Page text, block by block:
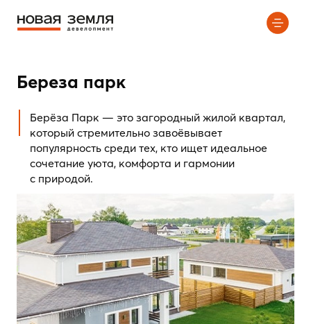
Береза парк
Берёза Парк — это загородный жилой квартал,
который стремительно завоёвывает
популярность среди тех, кто ищет идеальное
сочетание уюта, комфорта и гармонии
с природой.